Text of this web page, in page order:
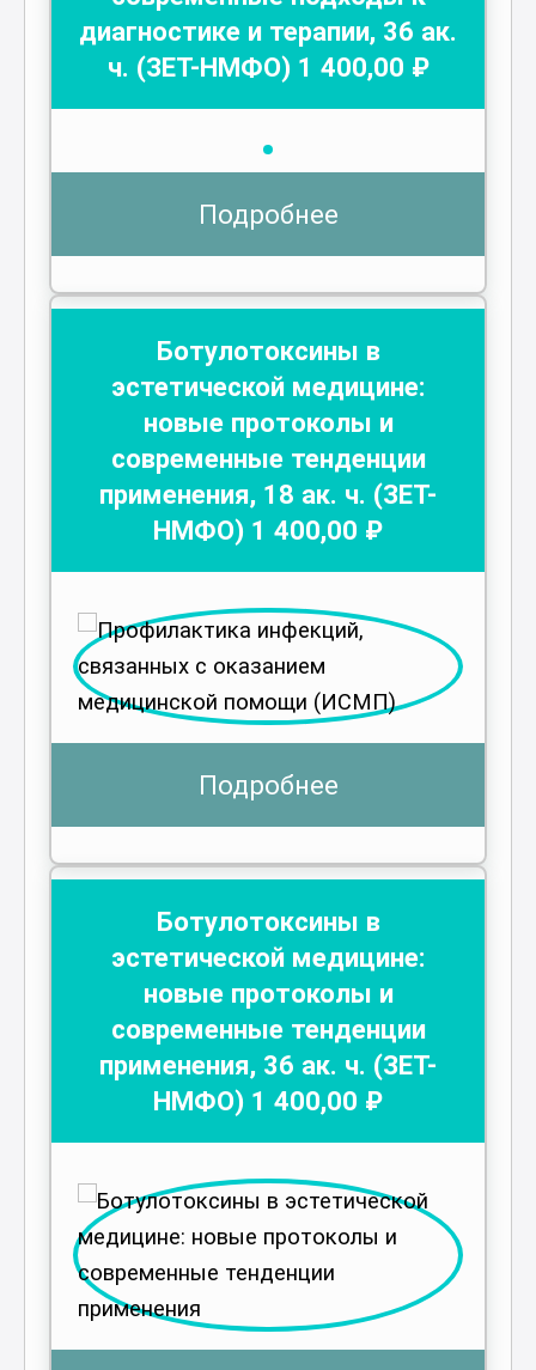
диагностике и терапии, 36 ак.
ч. (ЗЕТ-НМФО) 1 400,00 ₽
Подробнее
Ботулотоксины в
эстетической медицине:
новые протоколы и
современные тенденции
применения, 18 ак. ч. (ЗЕТ-
НМФО) 1 400,00 ₽
Подробнее
Ботулотоксины в
эстетической медицине:
новые протоколы и
современные тенденции
применения, 36 ак. ч. (ЗЕТ-
НМФО) 1 400,00 ₽